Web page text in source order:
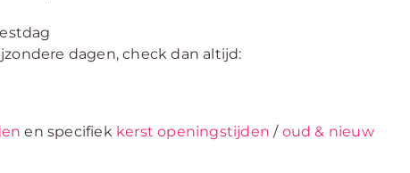
dagen, check dan altijd:
en specifiek kerst openingstijden / oud & nieuw